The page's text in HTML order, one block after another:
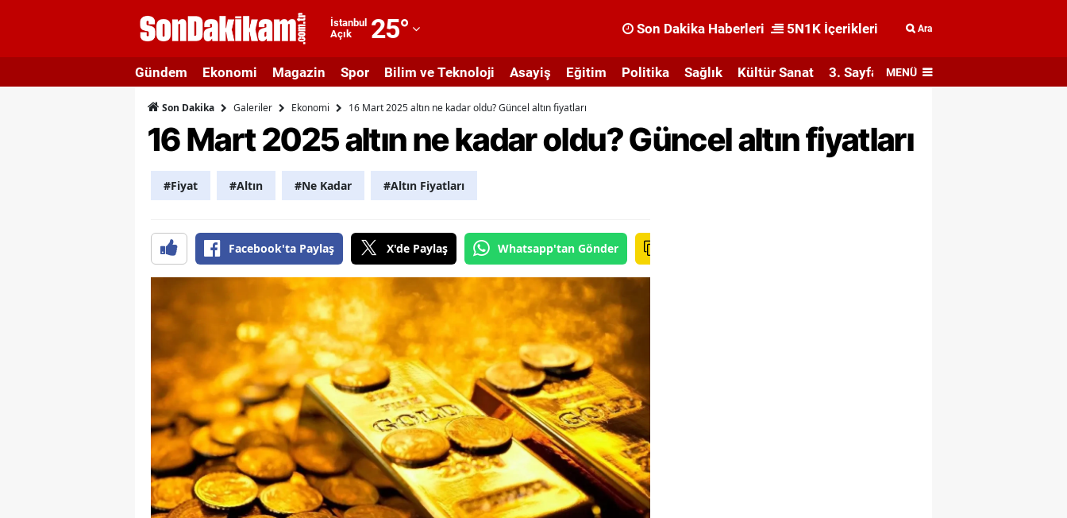
İstanbul
Açık
25°
Adıyaman
Afyonkarahisar
Ağrı
Antalya
Artvin
Aydın
Balıkesir
Bilecik
Bingöl
Bitlis
Bolu
Burdur
Son Dakika Haberleri 5N1K İçerikleri Ara
Gündem Ekonomi Magazin Spor Bilim ve Teknoloji Asayiş Eğitim Politika Sağlık Kültür Sanat 3. Sayfa MENÜ
Son Dakika Galeriler Ekonomi 16 Mart 2025 altın ne kadar oldu? Güncel altın fiyatları
16 Mart 2025 altın ne kadar oldu? Güncel altın fiyatları
#Fiyat #Altın #Ne Kadar #Altın Fiyatları
Facebook'ta Paylaş X'de Paylaş Whatsapp'tan Gönder